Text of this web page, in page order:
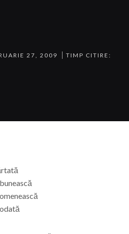
27, 2009
TIMP CITIRE: